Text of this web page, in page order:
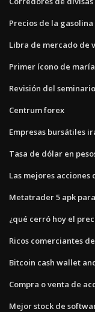
Precios de la
Libra de mercado de
Primer ícono de maría
Revisión del
Centrum forex
Empresas bursátiles
Tasa de dólar en
Las mejores
Metatrader 5 apk
¿qué cerró hoy el
Ricos comerciantes
Bitcoin cash wallet
Compra o venta de
Mejor stock de